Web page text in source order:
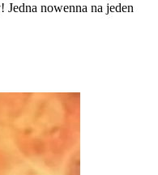
nowenna na jeden